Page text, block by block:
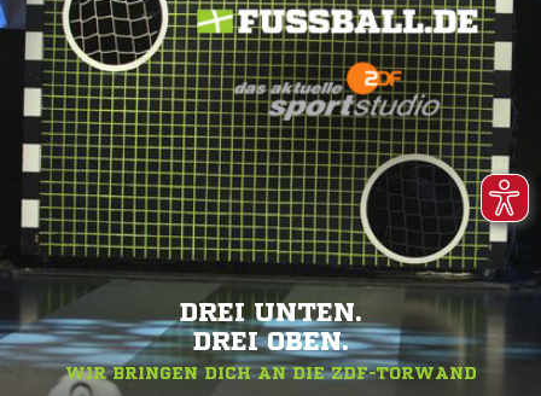
DREI UNTEN.
DREI OBEN.
WIR BRINGEN DICH AN DIE ZDF-TORWAND